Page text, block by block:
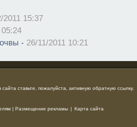
2011 15:37
05:24
- 26/11/2011 10:21
ставьте, пожалуйста, активную обратную ссылку.
| Размещение рекламы | Карта сайта